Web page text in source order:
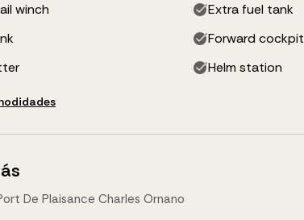
winch
Extra fuel tank
Forward cockpit
Helm station
De Plaisance Charles Ornano